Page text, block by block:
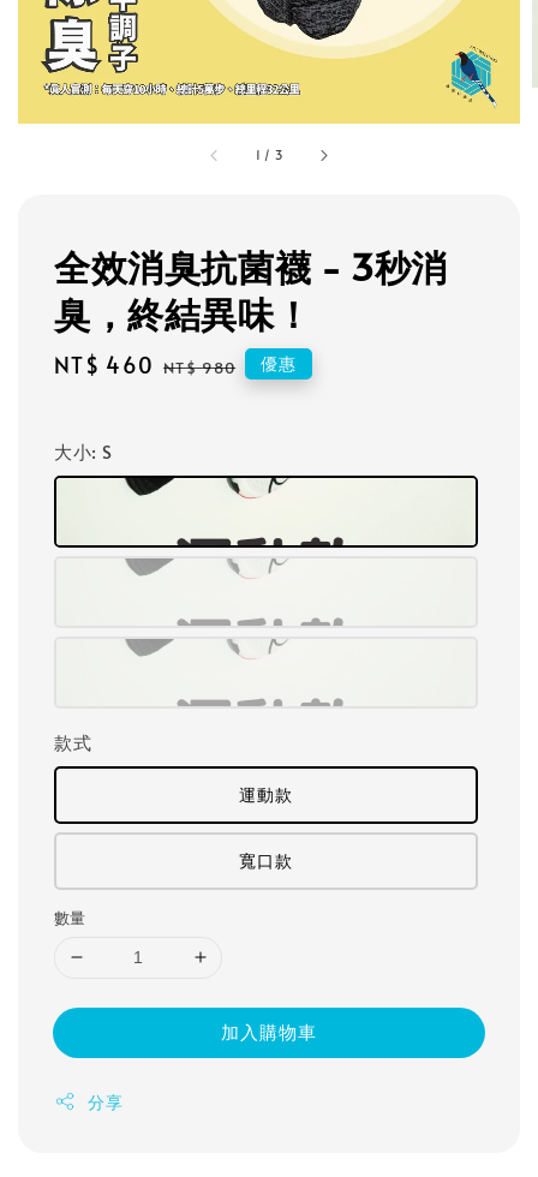
1 / 3
全效消臭抗菌襪 - 3秒消
臭，終結異味！
Sale
NT$ 460 Regular
NT$ 980 優惠
大小: S
款式
運動款
寬口款
數量
加入購物車
分享